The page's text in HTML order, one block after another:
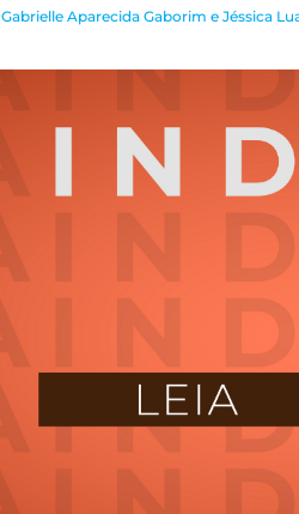
Gabrielle Aparecida Gaborim e Jéssica